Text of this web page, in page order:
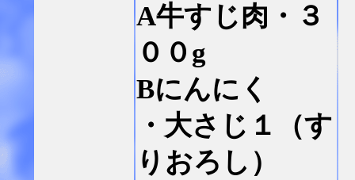
A牛すじ肉・３
００g
Bにんにく
・大さじ１（す
りおろし）